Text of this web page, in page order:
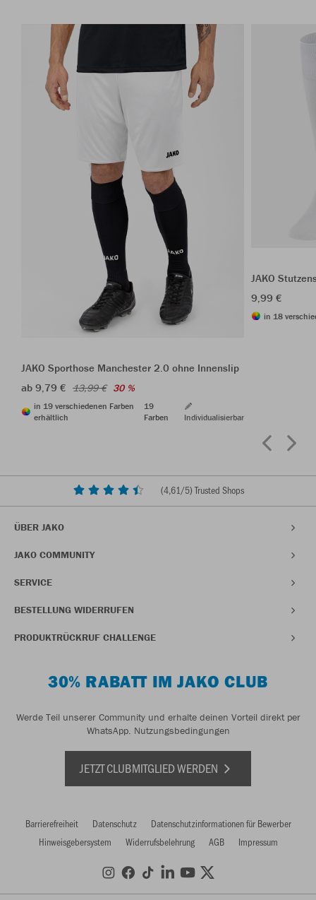
JAKO Sporthose Manchester 2.0 ohne Innenslip
ab 9,79 € 13,99 € 30 %
in 19 verschiedenen Farben
erhältlich
19
Farben
Individualisierbar
JAKO
9,99 €
in 18
(4,61/5) Trusted Shops
ÜBER JAKO
JAKO COMMUNITY
SERVICE
BESTELLUNG WIDERRUFEN
PRODUKTRÜCKRUF CHALLENGE
30% RABATT IM JAKO CLUB
Werde Teil unserer Community und erhalte deinen Vorteil direkt per
WhatsApp. Nutzungsbedingungen
JETZT CLUBMITGLIED WERDEN
Barrierefreiheit Datenschutz
Datenschutzinformationen für Bewerber
Hinweisgebersystem
Widerrufsbelehrung AGB Impressum